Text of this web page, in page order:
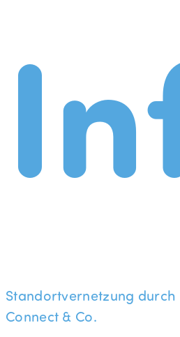
Standortvernetzung
Connect & Co.